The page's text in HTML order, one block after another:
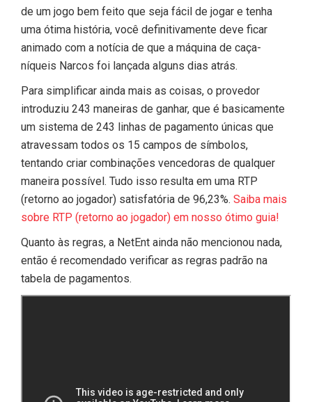
de um jogo bem feito que seja fácil de jogar e tenha
uma ótima história, você definitivamente deve ficar
animado com a notícia de que a máquina de caça-
níqueis Narcos foi lançada alguns dias atrás.
Para simplificar ainda mais as coisas, o provedor
introduziu 243 maneiras de ganhar, que é basicamente
um sistema de 243 linhas de pagamento únicas que
atravessam todos os 15 campos de símbolos,
tentando criar combinações vencedoras de qualquer
maneira possível. Tudo isso resulta em uma RTP
(retorno ao jogador) satisfatória de 96,23%. Saiba mais
sobre RTP (retorno ao jogador) em nosso ótimo guia!
Quanto às regras, a NetEnt ainda não mencionou nada,
então é recomendado verificar as regras padrão na
tabela de pagamentos.